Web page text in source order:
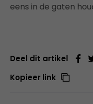
eens in de gaten
Deel dit artikel
Kopieer link